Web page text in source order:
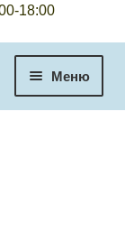
18:00
Меню